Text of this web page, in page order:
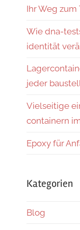
Ihr Weg zum
Wie dna-
identität
jeder
Vielseitige
containern
Epoxy für
Kategorien
Blog